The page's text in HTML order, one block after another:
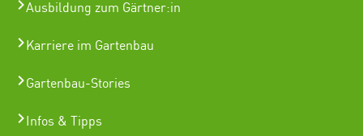
Ausbildung zum Gärtner:in
Karriere im Gartenbau
Gartenbau-Stories
Infos & Tipps